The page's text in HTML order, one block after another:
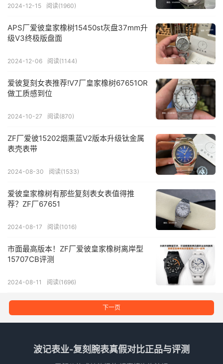
2024-12-15 阅读(1960)
APS厂爱彼皇家橡树15450st灰盘37mm升
级V3终极版盘面
2024-12-06 阅读(1144)
爱彼复刻女表推荐!V7厂皇家橡树67651OR
做工质感到位
2024-10-27 阅读(870)
ZF厂爱彼15202烟熏蓝V2版本升级钛金属
表壳表带
2024-08-30 阅读(1533)
爱彼皇家橡树有那些复刻表女表值得推
荐？ZF厂67651
2024-08-17 阅读(1016)
市面最高版本！ZF厂爱彼皇家橡树离岸型
15707CB评测
2024-08-11 阅读(1696)
下一页
波记表业-复刻腕表真假对比正品与评测